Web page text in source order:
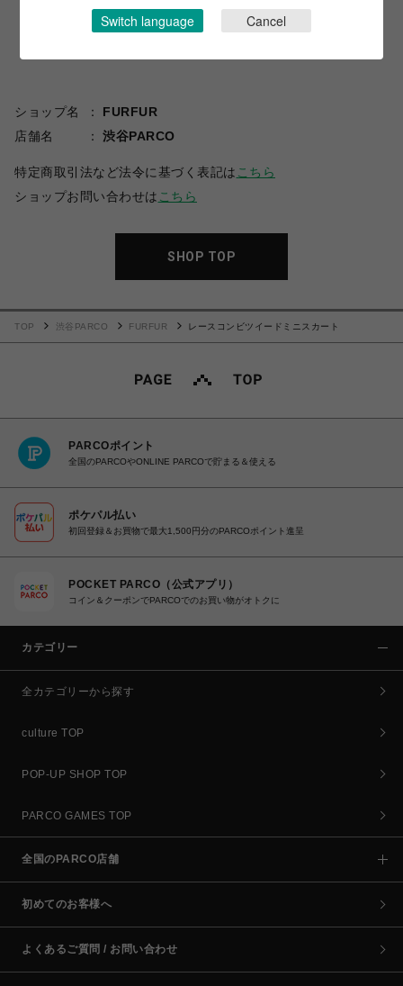
ショップ名
FURFUR
店舗名
渋谷PARCO
特定商取引法など法令に基づく表記は こちら
ショップお問い合わせは こちら
SHOP TOP
TOP 渋谷PARCO FURFUR レースコンビツイードミニスカート
PARCOポイント
全国のPARCOやONLINE PARCOで貯まる＆使える
ポケパル払い
初回登録＆お買物で最大1,500円分のPARCOポイント進呈
POCKET PARCO（公式アプリ）
コイン＆クーポンでPARCOでのお買い物がオトクに
カテゴリー
全カテゴリーから探す
culture TOP
POP-UP SHOP TOP
PARCO GAMES TOP
全国のPARCO店舗
初めてのお客様へ
よくあるご質問 / お問い合わせ
Switch language Cancel